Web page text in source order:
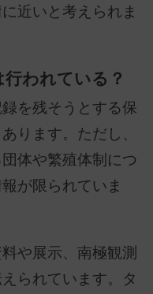
近いと考えられま
われている？
を残そうとする保
ります。ただし、
体や繁殖体制につ
が限られていま
や展示、南極観測
られています。タ